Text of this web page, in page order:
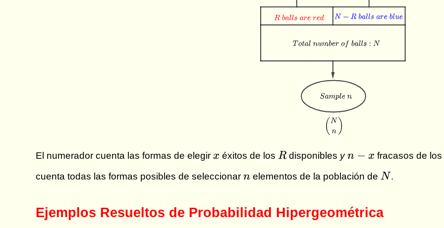
El numerador cuenta las formas de elegir x
x éxitos de los R
Rdisponibles y n-
n − x fracasos de
cuenta todas las formas posibles de seleccionar n
n elementos de la población de N
N.
Ejemplos Resueltos de Probabilidad Hipergeométrica